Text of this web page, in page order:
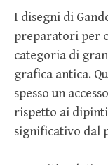
I disegni di
preparatori per
categoria di
grafica antica.
spesso un
rispetto ai
significativo dal